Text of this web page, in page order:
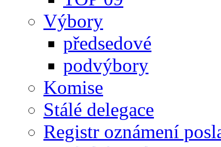
Výbory
předsedové
podvýbory
Komise
Stálé delegace
Registr oznámení